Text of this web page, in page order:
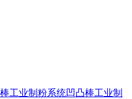
工业制粉系统凹凸棒工业制